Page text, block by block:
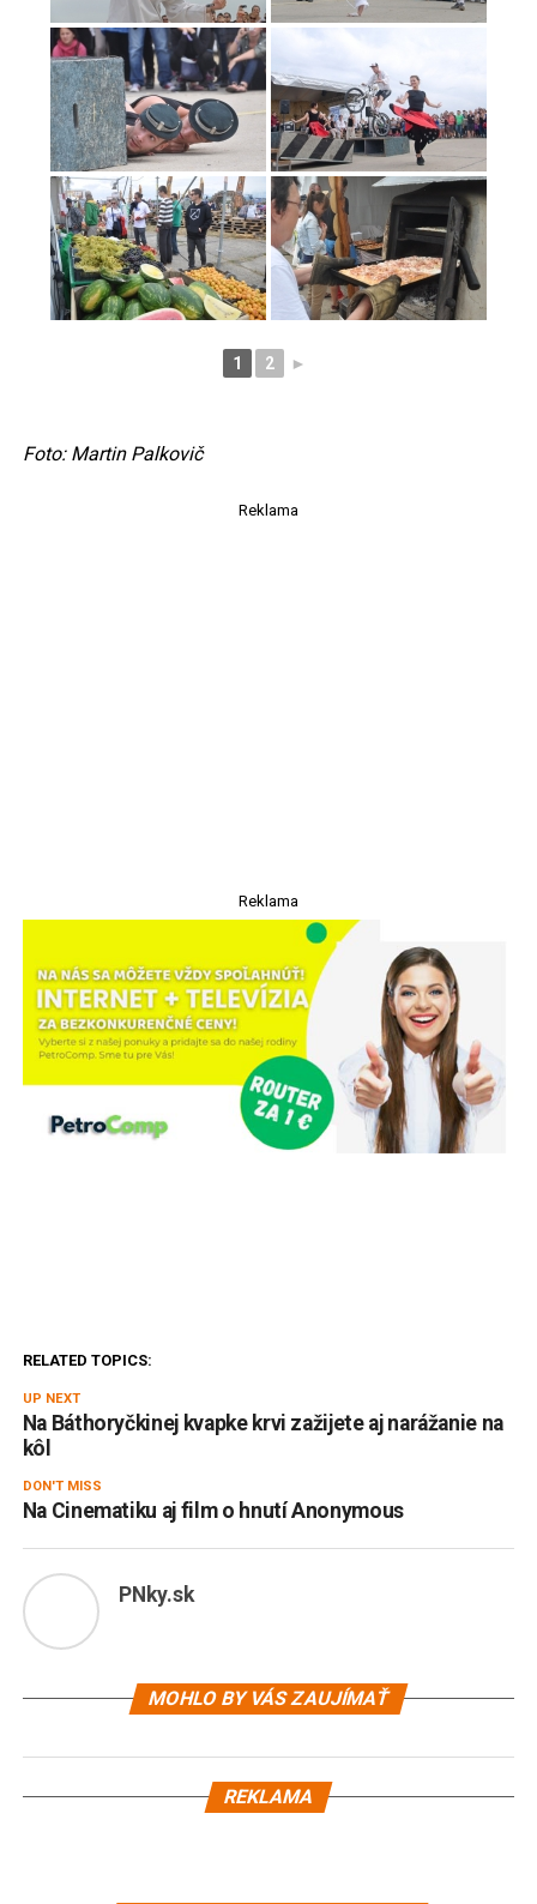
1 2 ►
Foto: Martin Palkovič
Reklama
Reklama
RELATED TOPICS:
UP NEXT
Na Báthoryčkinej kvapke krvi zažijete aj narážanie na
kôl
DON'T MISS
Na Cinematiku aj film o hnutí Anonymous
PNky.sk
MOHLO BY VÁS ZAUJÍMAŤ
REKLAMA